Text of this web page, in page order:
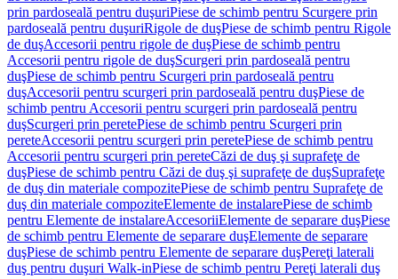
prin pardoseală pentru duşuriPiese de schimb pentru Scurgere prin
pardoseală pentru duşuriRigole de duşPiese de schimb pentru Rigole
de duşAccesorii pentru rigole de duşPiese de schimb pentru
Accesorii pentru rigole de duşScurgeri prin pardoseală pentru
duşPiese de schimb pentru Scurgeri prin pardoseală pentru
duşAccesorii pentru scurgeri prin pardoseală pentru duşPiese de
schimb pentru Accesorii pentru scurgeri prin pardoseală pentru
duşScurgeri prin peretePiese de schimb pentru Scurgeri prin
pereteAccesorii pentru scurgeri prin peretePiese de schimb pentru
Accesorii pentru scurgeri prin pereteCăzi de duş şi suprafeţe de
duşPiese de schimb pentru Căzi de duş şi suprafeţe de duşSuprafeţe
de duş din materiale compozitePiese de schimb pentru Suprafeţe de
duş din materiale compoziteElemente de instalarePiese de schimb
pentru Elemente de instalareAccesoriiElemente de separare duşPiese
de schimb pentru Elemente de separare duşElemente de separare
duşPiese de schimb pentru Elemente de separare duşPereţi laterali
duş pentru duşuri Walk-inPiese de schimb pentru Pereţi laterali duş